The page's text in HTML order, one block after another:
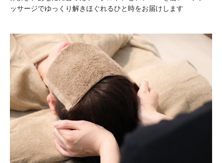
ッサージでゆっくり解きほぐれるひと時をお届けします